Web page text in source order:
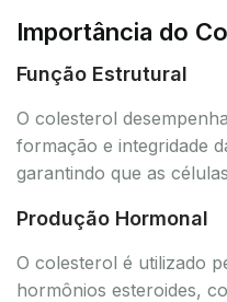
Importância do
Função Estrutural
O colesterol
formação e integridade
garantindo que as
Produção Hormonal
O colesterol é utilizado
hormônios esteroides,